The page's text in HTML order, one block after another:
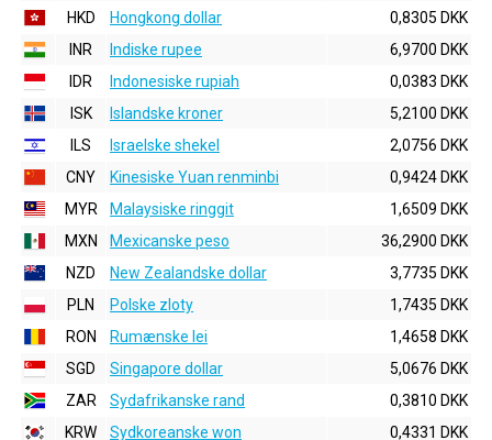
HKD
Hongkong dollar
0,8305 DKK
INR
Indiske rupee
6,9700 DKK
IDR
Indonesiske rupiah
0,0383 DKK
ISK
Islandske kroner
5,2100 DKK
ILS
Israelske shekel
2,0756 DKK
CNY
Kinesiske Yuan renminbi
0,9424 DKK
MYR
Malaysiske ringgit
1,6509 DKK
MXN
Mexicanske peso
36,2900 DKK
NZD
New Zealandske dollar
3,7735 DKK
PLN
Polske zloty
1,7435 DKK
RON
Rumænske lei
1,4658 DKK
SGD
Singapore dollar
5,0676 DKK
ZAR
Sydafrikanske rand
0,3810 DKK
KRW
Sydkoreanske won
0,4331 DKK